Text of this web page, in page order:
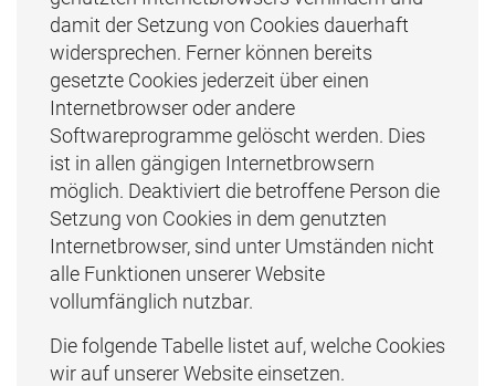
damit der Setzung von Cookies dauerhaft
widersprechen. Ferner können bereits
gesetzte Cookies jederzeit über einen
Internetbrowser oder andere
Softwareprogramme gelöscht werden. Dies
ist in allen gängigen Internetbrowsern
möglich. Deaktiviert die betroffene Person die
Setzung von Cookies in dem genutzten
Internetbrowser, sind unter Umständen nicht
alle Funktionen unserer Website
vollumfänglich nutzbar.
Die folgende Tabelle listet auf, welche Cookies
wir auf unserer Website einsetzen.